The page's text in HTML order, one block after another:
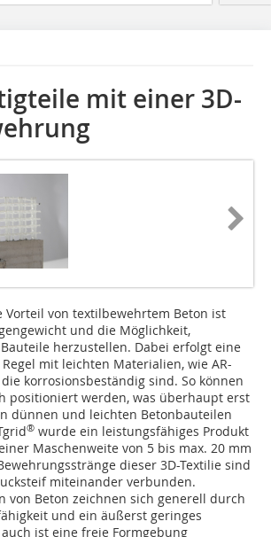
mit einer 3D-
Vorteil von textilbewehrtem Beton ist
und die Möglichkeit,
herzustellen. Dabei erfolgt eine
mit leichten Materialien, wie AR-
korrosionsbeständig sind. So können
positioniert werden, was überhaupt erst
dünnen und leichten Betonbauteilen
® wurde ein leistungsfähiges Produkt
Maschenweite von 5 bis max. 20 mm
dieser 3D-Textilie sind
miteinander verbunden.
von Beton zeichnen sich generell durch
und ein äußerst geringes
ist eine freie Formgebung